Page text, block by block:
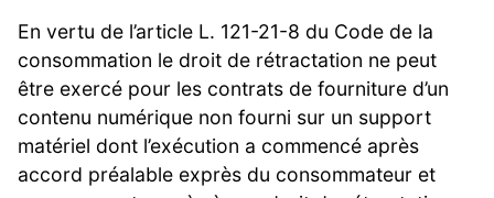
En vertu de l’article L. 121-21-8 du Code de la
consommation le droit de rétractation ne peut
être exercé pour les contrats de fourniture d’un
contenu numérique non fourni sur un support
matériel dont l’exécution a commencé après
accord préalable exprès du consommateur et